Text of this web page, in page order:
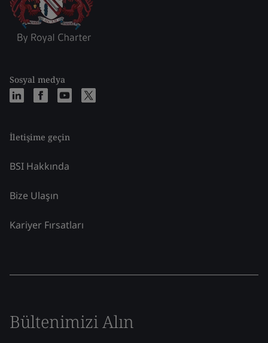
Sosyal medya
İletişime geçin
BSI Hakkında
Bize Ulaşın
Kariyer Fırsatları
Bültenimizi Alın